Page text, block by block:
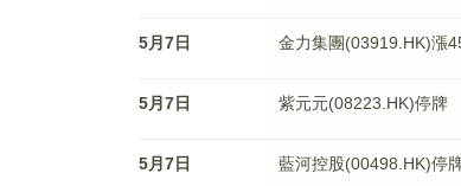
5月7日 金力集團(03919.HK)漲
5月7日 紫元元(08223.HK)停牌
5月7日 藍河控股(00498.HK)停